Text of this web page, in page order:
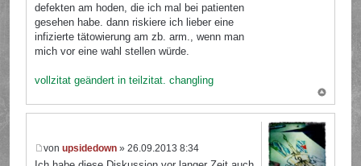
defekten am hoden, die ich mal bei patienten
gesehen habe. dann riskiere ich lieber eine
infizierte tätowierung am zb. arm., wenn man
mich vor eine wahl stellen würde.
vollzitat geändert in teilzitat. changling
vonupsidedown » 26.09.2013 8:34